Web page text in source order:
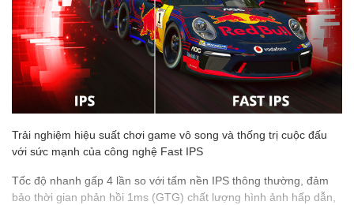
Trải nghiệm hiệu suất chơi game vô song và thống trị cuộc đấu
với sức mạnh của công nghệ Fast IPS
Tốc độ nhanh gấp 4 lần so với tấm nền IPS thông thường, đảm
bảo thời gian phản hồi 1ms (GTG) chất lượng hình ảnh hấp dẫn,